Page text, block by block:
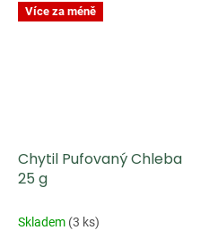
Více za méně
Chytil Pufovaný Chleba
25 g
Skladem (3 ks)